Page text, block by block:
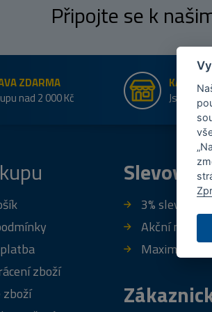
Připojte se k
ZDARMA
nad 2 000 Kč
Jsme na
zboží
zboží
Slevový
3% sleva za
Akční nabídky
Maximální